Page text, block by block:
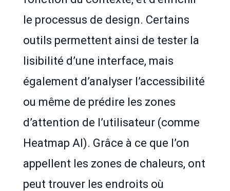
le processus de design. Certains
outils permettent ainsi de tester la
lisibilité d’une interface, mais
également d’analyser l’accessibilité
ou même de prédire les zones
d’attention de l’utilisateur (comme
Heatmap AI). Grâce à ce que l’on
appellent les zones de chaleurs, ont
peut trouver les endroits où